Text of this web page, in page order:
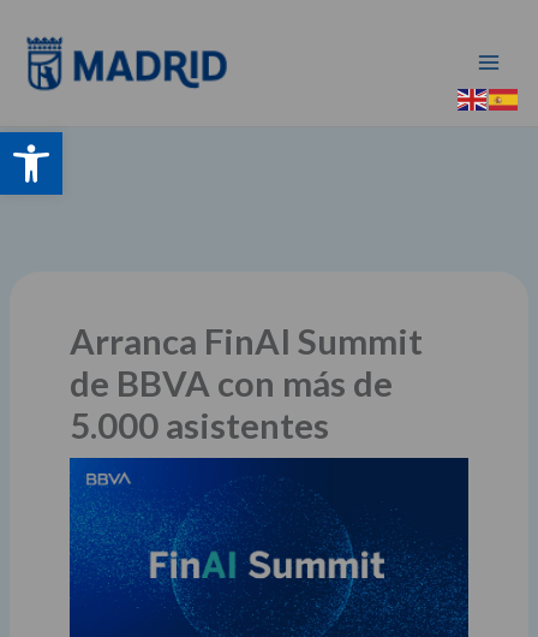
Abrir barra de herramientas
contenido
Arranca FinAI Summit
de BBVA con más de
5.000 asistentes